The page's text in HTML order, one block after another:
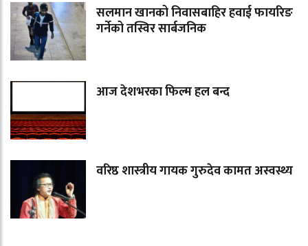
सलमान खानको निवासबाहिर हवाई फायरिङ
गर्नेको तस्विर सार्बजनिक
आज देशभरका फिल्म हल बन्द
वरिष्ठ शास्त्रीय गायक गुरुदेव कामत अस्वस्थ्य